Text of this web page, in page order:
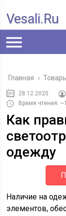
Vesali.ru
Главная ›
28.12.2020
Время чтения:
Как
одежду
Наличие на
элементов,